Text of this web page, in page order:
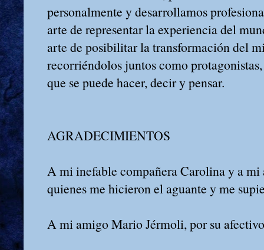
personalmente y desarrollamos
arte de representar la experiencia del
arte de posibilitar la transformación del
recorriéndolos juntos como
que se puede hacer, decir y pensar.
AGRADECIMIENTOS
A mi inefable compañera Carolina y a
quienes me hicieron el aguante y me
A mi amigo Mario Jérmoli, por su